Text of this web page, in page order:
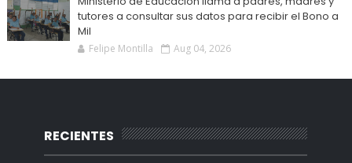
tutores a consultar sus datos para recibir el Bono a
Mil
Felipe Montilla Aug 04, 2026
RECIENTES